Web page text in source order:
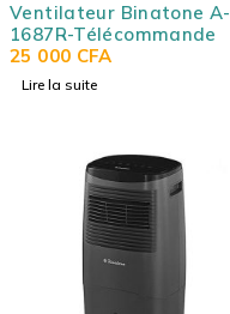
Ventilateur Binatone A-
1687R-Télécommande
25 000 CFA
Lire la suite